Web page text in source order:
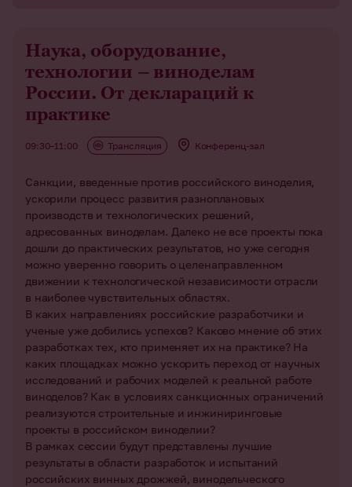
Наука, оборудование,
технологии – виноделам
России. От деклараций к
практике
09:30–11:00 Конференц-зал
Трансляция
Санкции, введенные против российского виноделия,
ускорили процесс развития разноплановых
производств и технологических решений,
адресованных виноделам. Далеко не все проекты пока
дошли до практических результатов, но уже сегодня
можно уверенно говорить о целенаправленном
движении к технологической независимости отрасли
в наиболее чувствительных областях.
В каких направлениях российские разработчики и
ученые уже добились успехов? Каково мнение об этих
разработках тех, кто применяет их на практике? На
каких площадках можно ускорить переход от научных
исследований и рабочих моделей к реальной работе
виноделов? Как в условиях санкционных ограничений
реализуются строительные и инжиниринговые
проекты в российском виноделии?
В рамках сессии будут представлены лучшие
результаты в области разработок и испытаний
российских винных дрожжей, винодельческого